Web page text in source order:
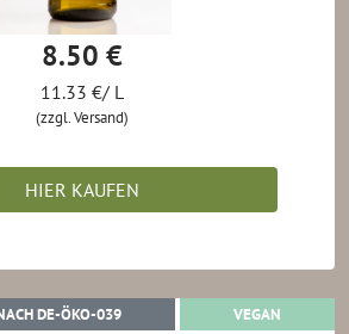
8.50 €
11.33 €/ L
(zzgl. Versand)
HIER KAUFEN
DE-ÖKO-039BIO-ERZEUGNIS NACH DE-ÖKO-
VEGAN